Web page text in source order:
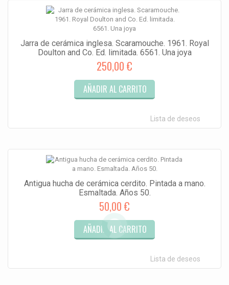
Jarra de cerámica inglesa. Scaramouche. 1961. Royal
Doulton and Co. Ed. limitada. 6561. Una joya
250,00 €
AÑADIR AL CARRITO
Lista de deseos
Antigua hucha de cerámica cerdito. Pintada a mano.
Esmaltada. Años 50.
50,00 €
AÑADIR AL CARRITO
Lista de deseos